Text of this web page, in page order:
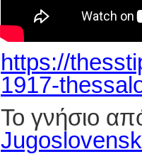
https://
1917-
Το γνήσιο